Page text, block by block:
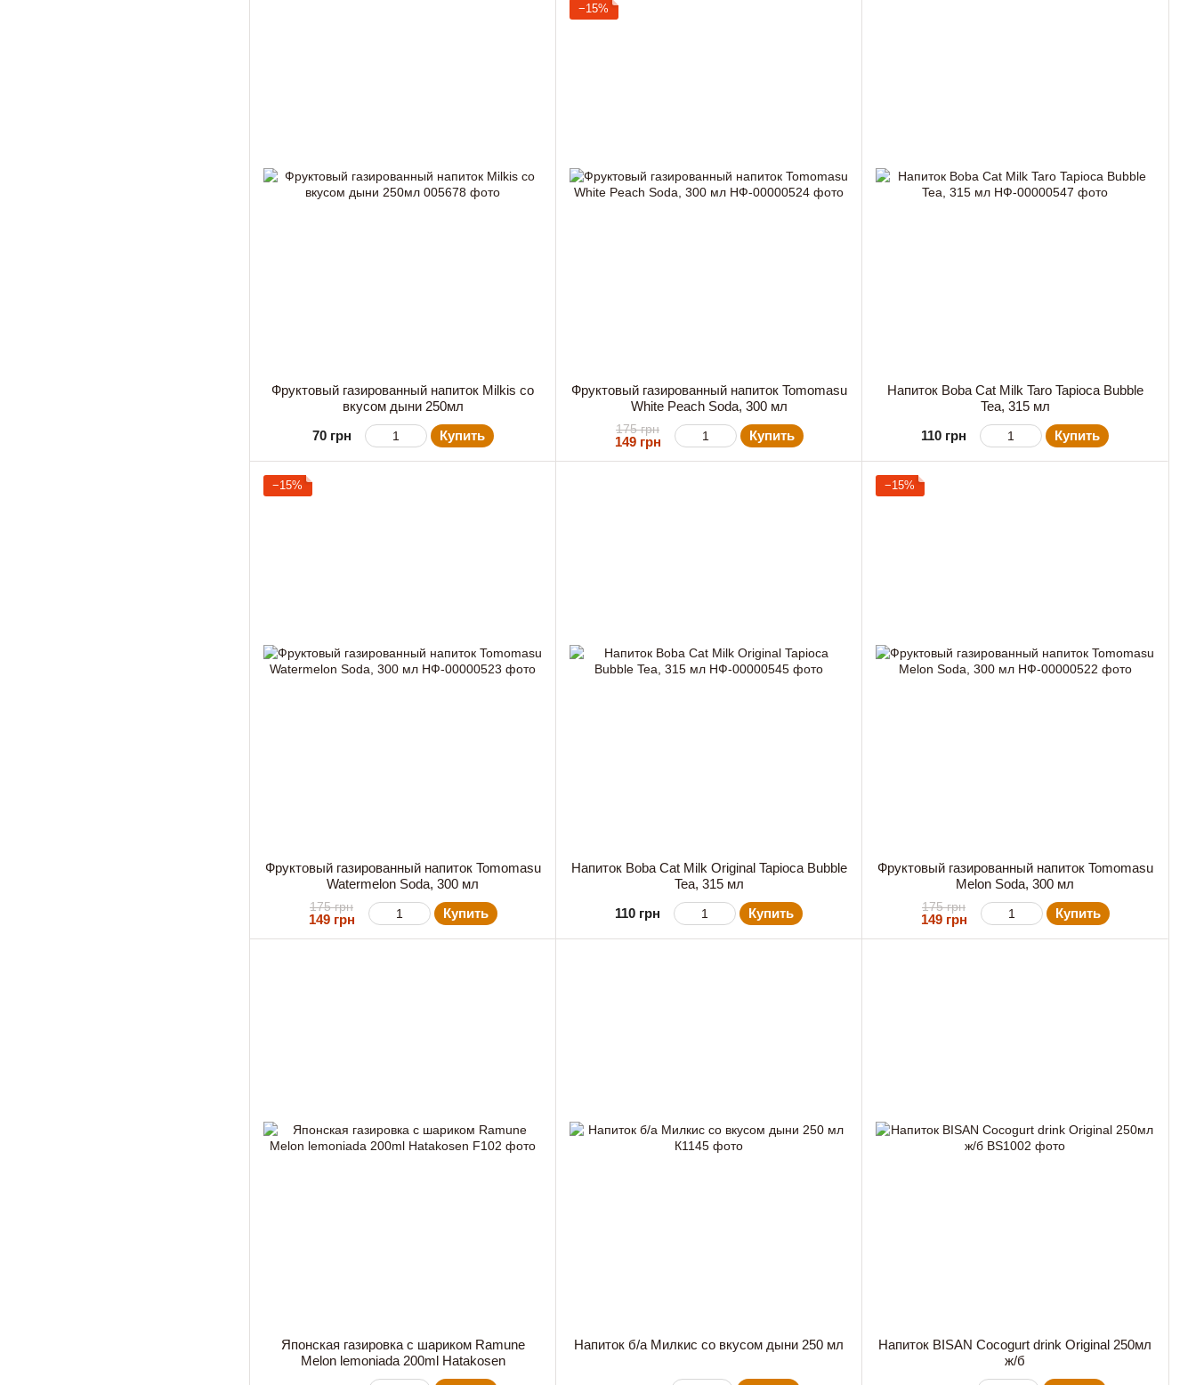
Фруктовый газированный напиток Milkis со
вкусом дыни 250мл
70 грн
Купить
−15%
Фруктовый газированный напиток Tomomasu
White Peach Soda, 300 мл
175 грн
149 грн Купить
Напиток Boba Cat Milk Taro Tapioca Bubble
Tea, 315 мл
110 грн
Купить
−15%
Фруктовый газированный напиток Tomomasu
Watermelon Soda, 300 мл
175 грн
149 грн Купить
Напиток Boba Cat Milk Original Tapioca Bubble
Tea, 315 мл
110 грн
Купить
−15%
Фруктовый газированный напиток Tomomasu
Melon Soda, 300 мл
175 грн
149 грн Купить
Японская газировка с шариком Ramune
Melon lemoniada 200ml Hatakosen
Напиток б/а Милкис со вкусом дыни 250 мл
Напиток BISAN Cocogurt drink Original 250мл
ж/б